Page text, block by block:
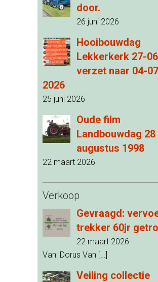
door.
26 juni 2026
Hooibouwdag
Lekkerkerk 27-
verzet naar 04-
2026
25 juni 2026
Oude film
Landbouwdag 28
augustus 1998
22 maart 2026
Verkoop
Gevraagd:
trekker 60jr
22 maart 2026
Van: Dorus Van […]
Veiling collectie